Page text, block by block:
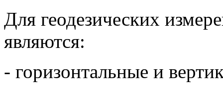
Для геодезических
являются:
- горизонтальные и